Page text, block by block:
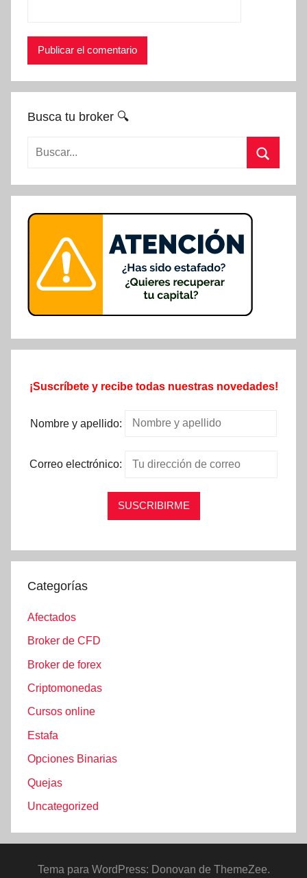
Busca tu broker 🔍
Buscar:
¡Suscríbete y recibe todas nuestras novedades!
Nombre y apellido:
Correo electrónico:
Categorías
Afectados
Broker de CFD
Broker de forex
Criptomonedas
Cursos online
Estafa
Opciones Binarias
Quejas
Uncategorized
Tema para WordPress: Donovan de ThemeZee.